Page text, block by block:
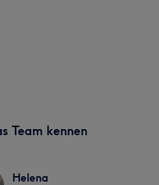
Team kennen
Helena